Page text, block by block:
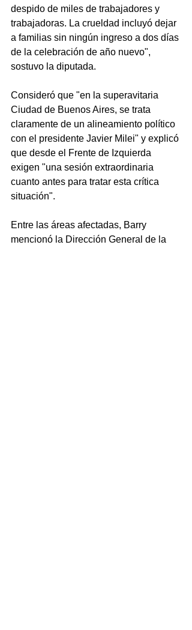
despido de miles de trabajadores y
trabajadoras. La crueldad incluyó dejar
a familias sin ningún ingreso a dos días
de la celebración de año nuevo",
sostuvo la diputada.
Consideró que "en la superavitaria
Ciudad de Buenos Aires, se trata
claramente de un alineamiento político
con el presidente Javier Milei" y explicó
que desde el Frente de Izquierda
exigen "una sesión extraordinaria
cuanto antes para tratar esta crítica
situación".
Entre las áreas afectadas, Barry
mencionó la Dirección General de la